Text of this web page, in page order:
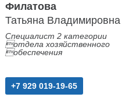
Филатова
Татьяна Владимировна
Специалист 2 категории
отдела хозяйственного
обеспечения
+7 929 019-19-65